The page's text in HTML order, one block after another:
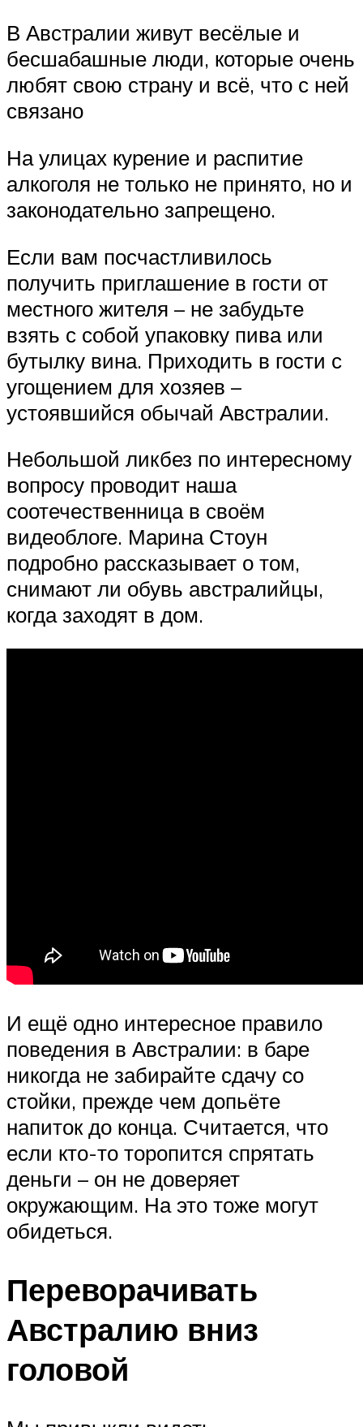
В Австралии живут весёлые и
бесшабашные люди, которые очень
любят свою страну и всё, что с ней
связано
На улицах курение и распитие
алкоголя не только не принято, но и
законодательно запрещено.
Если вам посчастливилось
получить приглашение в гости от
местного жителя – не забудьте
взять с собой упаковку пива или
бутылку вина. Приходить в гости с
угощением для хозяев –
устоявшийся обычай Австралии.
Небольшой ликбез по интересному
вопросу проводит наша
соотечественница в своём
видеоблоге. Марина Стоун
подробно рассказывает о том,
снимают ли обувь австралийцы,
когда заходят в дом.
И ещё одно интересное правило
поведения в Австралии: в баре
никогда не забирайте сдачу со
стойки, прежде чем допьёте
напиток до конца. Считается, что
если кто-то торопится спрятать
деньги – он не доверяет
окружающим. На это тоже могут
обидеться.
Переворачивать
Австралию вниз
головой